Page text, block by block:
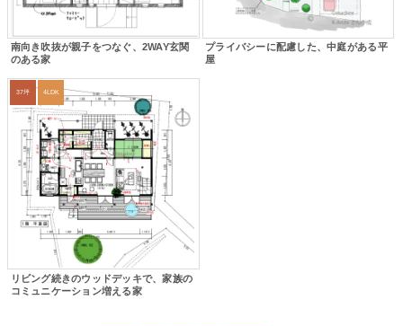
南向き吹抜が親子をつなぐ、2WAY玄関
のある家
プライバシーに配慮した、中庭がある平
屋
37坪 4LDK
リビング続きのウッドデッキで、家族の
コミュニケーション増える家